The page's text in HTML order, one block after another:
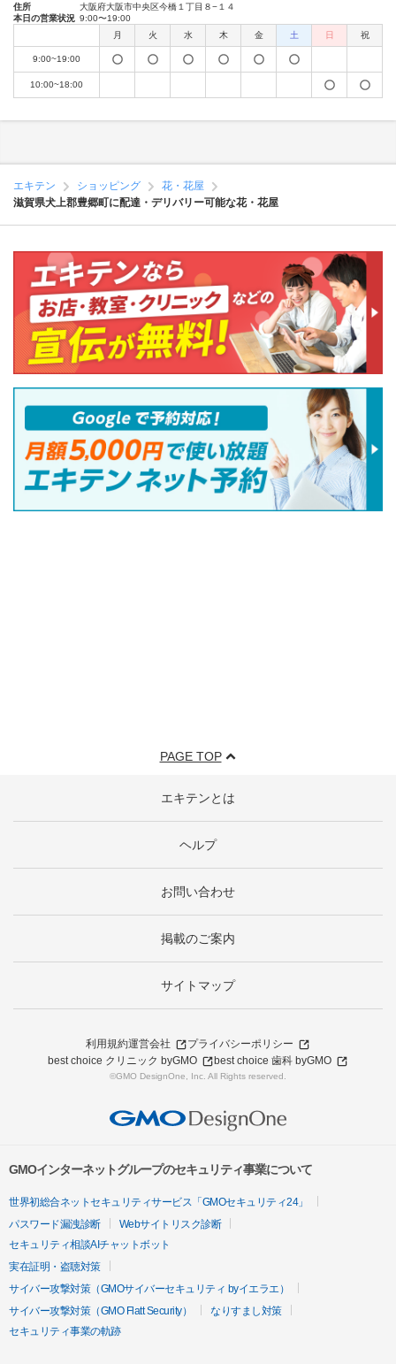
住所
大阪府大阪市中央区今橋１丁目８−１４
本日の営業状況 9:00〜19:00
月
火 水 木 金 土 日 祝
9:00~19:00
10:00~18:00
エキテン ショッピング
花・花屋
滋賀県犬上郡豊郷町に配達・デリバリー可能な花・花屋
PAGE TOP
エキテンとは
ヘルプ
お問い合わせ
掲載のご案内
サイトマップ
利用規約運営会社
プライバシーポリシー
best choice クリニック byGMO
best choice 歯科 byGMO
©GMO DesignOne, Inc. All Rights reserved.
GMOインターネットグループのセキュリティ事業について
世界初総合ネットセキュリティサービス「GMOセキュリティ24」
パスワード漏洩診断
Webサイトリスク診断
セキュリティ相談AIチャットボット
実在証明・盗聴対策
サイバー攻撃対策（GMOサイバーセキュリティ byイエラエ）
サイバー攻撃対策（GMO Flatt Security）
なりすまし対策
セキュリティ事業の軌跡